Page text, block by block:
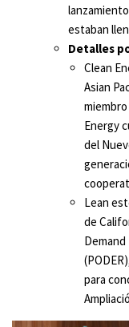
estaban
Detalles
Clean
Asian
Energy
del
Lean
de
para